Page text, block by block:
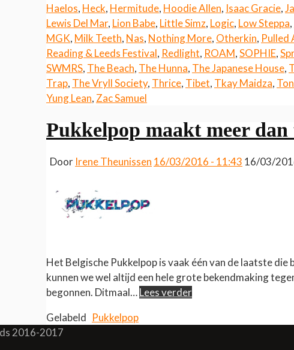
Haelos, Heck, Hermitude, Hoodie Allen, Isaac Gracie,
Lewis Del Mar, Lion Babe, Little Simz, Logic, Low Steppa,
MGK, Milk Teeth, Nas, Nothing More, Otherkin, Pulled
Reading & Leeds Festival, Redlight, ROAM,SOPHIE,
SWMRS, The Beach, The Hunna, The Japanese House,
Trap, The Vryll Society, Thrice, Tibet, Tkay Maidza,
Yung Lean, Zac Samuel
Pukkelpop maakt meer
Door Irene Theunissen 16/03/2016 - 11:43 16/03/
Het Belgische Pukkelpop is vaak één van de laatste
kunnen we wel altijd een hele grote bekendmaking
begonnen. Ditmaal…Lees verder
Gelabeld Pukkelpop
2016-2017